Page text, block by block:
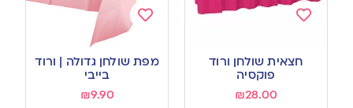
to
wishlist
חצאית שולחן ורוד
פוקסיה
₪28.00
to
wishlist
מפת שולחן גדולה | ורוד
בייבי
₪9.90